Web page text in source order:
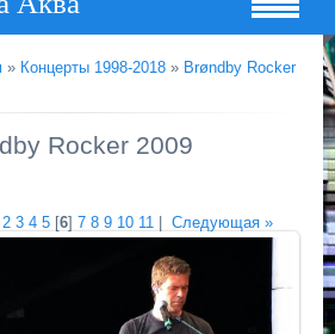
» Концерты 1998-2018 » Brøndby Rocker
Rocker 2009
2 3 4 5 [6] 7 8 9 10 11 Следующая »